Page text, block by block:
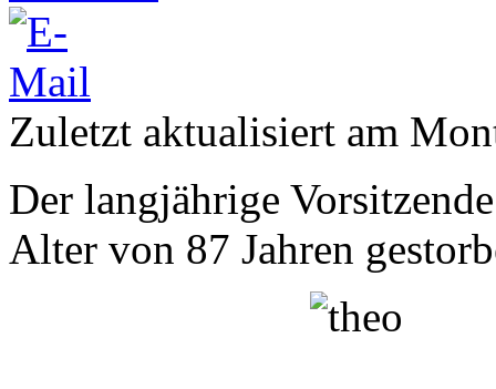
Zuletzt aktualisiert am
Der langjährige
Alter von 87 Jahren